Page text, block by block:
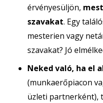
érvényesüljön,
szavakat. Egy
mesterien vagy
szavakat? Jó
Neked való, ha el
(munkaerőpiacon
üzleti partnerként),